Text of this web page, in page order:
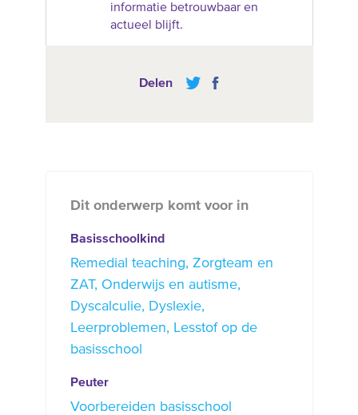
informatie betrouwbaar en
actueel blijft.
Delen
Dit onderwerp komt voor in
Basisschoolkind
Remedial teaching Zorgteam en
ZAT Onderwijs en autisme
Dyscalculie
Dyslexie
Leerproblemen
Lesstof op de
basisschool
Peuter
Voorbereiden basisschool